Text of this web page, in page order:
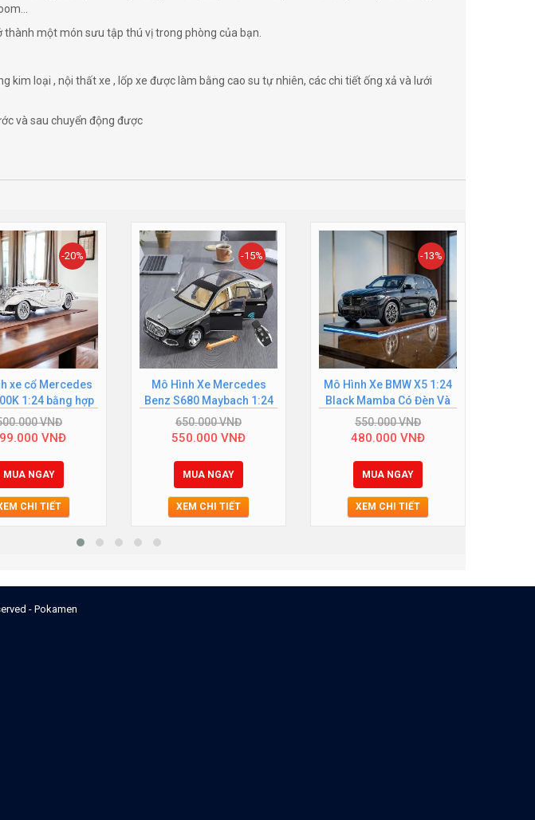
thành một món sưu tập thú vị trong phòng của bạn.
kim loại , nội thất xe , lốp xe được làm bằng cao su tự nhiên, các chi tiết ống xả và lưới
và sau chuyển động được
-20%
xe cổ Mercedes
1:24 bằng hợp
kim cao...
VNĐ
VNĐ
MUA NGAY
CHI TIẾT
-15%
Mô Hình Xe Mercedes
Benz S680 Maybach 1:24
XHD Có Remote Chìa...
650.000VNĐ
550.000 VNĐ
MUA NGAY
XEM CHI TIẾT
-13%
Mô Hình Xe BMW X5 1:24
Black Mamba Có Đèn Và
Âm Thanh Chính...
550.000VNĐ
480.000 VNĐ
MUA NGAY
XEM CHI TIẾT
- Pokamen